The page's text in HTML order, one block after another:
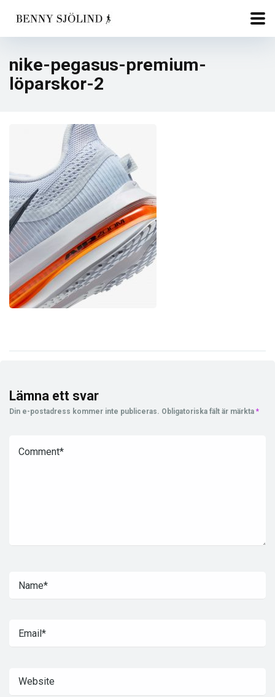
nike-pegasus-premium-
löparskor-2
Lämna ett svar
Din e-postadress kommer inte publiceras. Obligatoriska fält är märkta *